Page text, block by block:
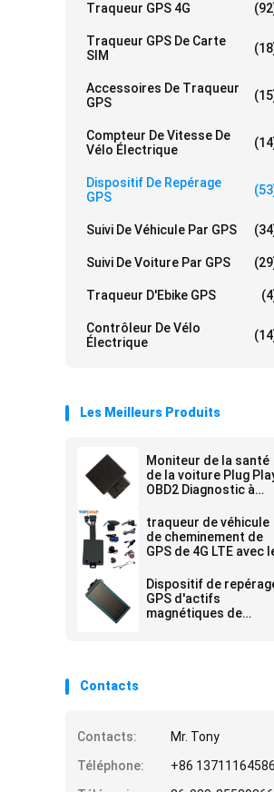
Traqueur GPS 4G
Traqueur GPS De Carte
SIM
Accessoires De Traqueur
GPS
Compteur De Vitesse De
Vélo Électrique
Dispositif De Repérage
GPS
Suivi De Véhicule Par GPS
Suivi De Voiture Par GPS
Traqueur D'Ebike GPS
Contrôleur De Vélo
Électrique
Les Meilleurs Produits
Moniteur de la santé
de la voiture Plug
OBD2 Diagnostic à
Tracking Devices
traqueur de véhicule
de cheminement de
GPS de 4G LTE avec
pour l'alerte volée de
carburant de recharge
Dispositif de
GPS d'actifs
magnétiques de
Contacts
Contacts:
Mr. Tony
Téléphone:
+86 13711164586